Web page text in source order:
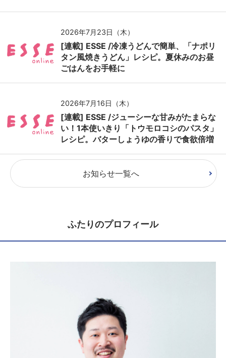
2026年7月23日（木）
[連載] ESSE /冷凍うどんで簡単、「ナポリ
タン風焼きうどん」レシピ。夏休みのお昼
ごはんをお手軽に
2026年7月16日（木）
[連載] ESSE /ジューシーな甘みがたまらな
い！1本使いきり「トウモロコシのパスタ」
レシピ。バターしょうゆの香りで食欲倍増
お知らせ一覧へ
ふたりのプロフィール